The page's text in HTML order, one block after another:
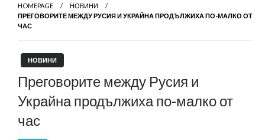
HOMEPAGE
НОВИНИ
ПРЕГОВОРИТЕ МЕЖДУ РУСИЯ И УКРАЙНА ПРОДЪЛЖИХА ПО-МАЛКО ОТ
ЧАС
НОВИНИ
Преговорите между Русия и
Украйна продължиха по-малко от
час